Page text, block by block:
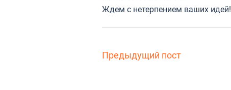
Ждем с нетерпением ваших идей!
Предыдущий пост